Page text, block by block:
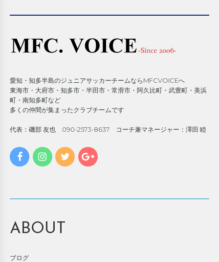
愛知・知多半島のジュニアサッカーチームならMFCVOICEへ
東海市・大府市・知多市・半田市・常滑市・阿久比町・武豊町・美浜
町・南知多町など
多くの仲間が集まったクラブチームです
代表：磯部 友也 090-2573-8637 コーチ兼マネージャー：澤田 睦
ABOUT
ブログ